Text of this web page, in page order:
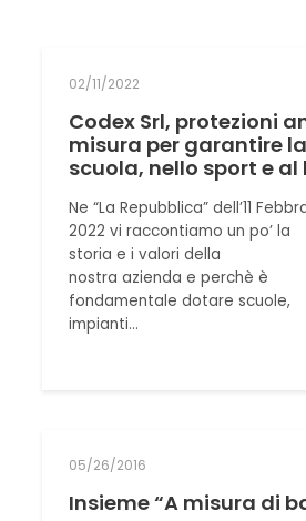
02/11/2022
Codex Srl, protezioni
misura per garantire
scuola, nello sport e al
Ne “La Repubblica” dell’11
2022 vi raccontiamo un po’ la
storia e i valori della
nostra azienda e perchè è
fondamentale dotare scuole,
impianti…
05/26/2016
Insieme “A misura di